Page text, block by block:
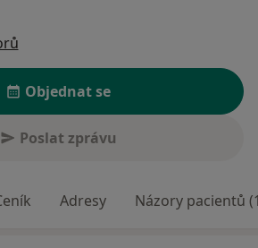
Objednat se
Poslat zprávu
Adresy Názory pacientů